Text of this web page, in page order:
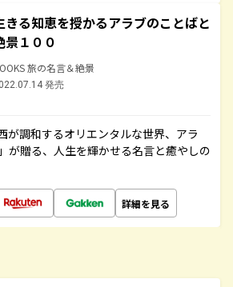
きる知恵を授かるアラブのことばと
景１００
旅の名言＆絶景
発売
が調和するオリエンタルな世界、アラ
が贈る、人生を輝かせる名言と癒やしの
詳細を見る